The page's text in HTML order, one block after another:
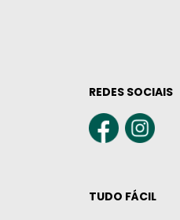
REDES SOCIAIS
TUDO FÁCIL